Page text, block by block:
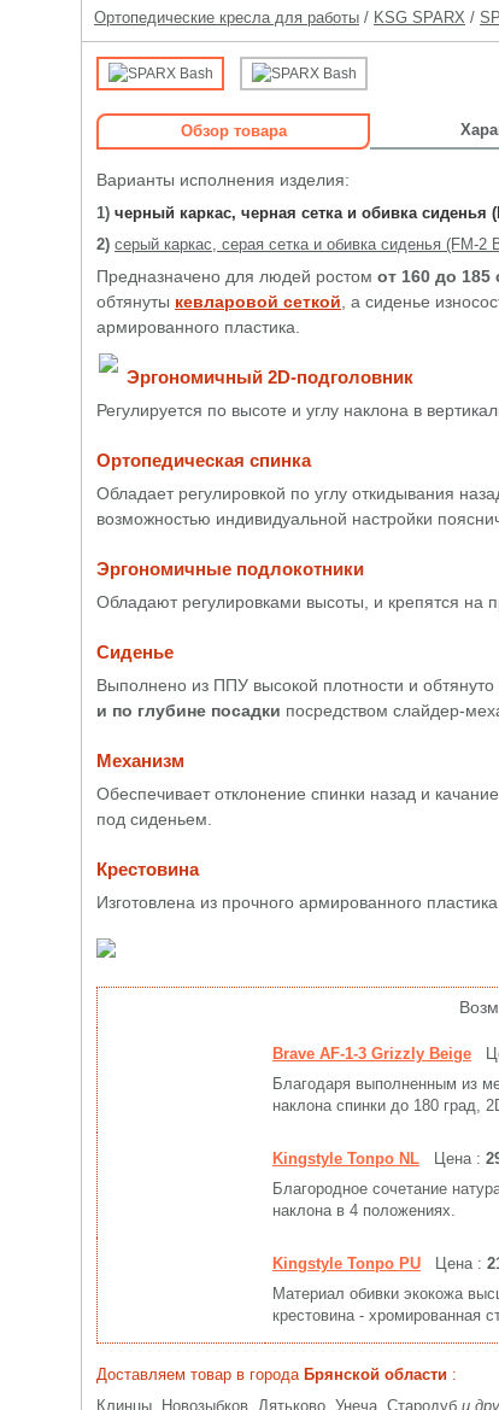
Ортопедические кресла для работы / KSG SPARX /
Обзор товара
Варианты исполнения изделия:
1) черный каркас, черная сетка и обивка сиденья
2) серый каркас, серая сетка и обивка сиденья (FM-2
Предназначено для людей ростом от 160 до 185
обтянуты кевларовой сеткой , а сиденье
армированного пластика.
Эргономичный 2D-подголовник
Регулируется по высоте и углу наклона в
Ортопедическая спинка
Обладает регулировкой по углу откидывания
возможностью индивидуальной настройки
Эргономичные подлокотники
Обладают регулировками высоты, и крепятся на
Сиденье
Выполнено из ППУ высокой плотности и
и по глубине посадки посредством слайдер-
Механизм
Обеспечивает отклонение спинки назад и
под сиденьем.
Крестовина
Изготовлена из прочного армированного пластика.
Brave AF-1-3 Grizzly Beige
Благодаря выполненным из
наклона спинки до 180 град,
Kingstyle Tonpo NL Цена :
Благородное сочетание
наклона в 4 положениях.
Kingstyle Tonpo PU Цена :
Материал обивки экокожа
крестовина - хромированная
Доставляем товар в города Брянской области :
Клинцы, Новозыбков, Дятьково, Унеча, Стародуб и